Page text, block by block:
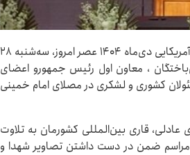
مراسم بزرگداشت اربعین شهدا و جان‌باختگان فتنه صهیونی ـ آمریکایی دی‌ماه ۱۴۰۴ عصر امروز، سه‌شنبه ۲۸
، معاون اول رئیس جمهورو اعضای
کشوری و لشکری در مصلای امام خمینی
عادلی، قاری بین‌المللی کشورمان به تلاوت
مراسم ضمن در دست داشتن تصاویر شهدا و